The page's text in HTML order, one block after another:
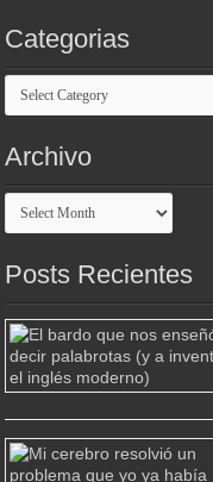
Categorias
Categorias
Archivo
Archivo
Posts Recientes